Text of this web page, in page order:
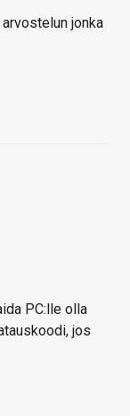
jonka
PC:lle olla
jos